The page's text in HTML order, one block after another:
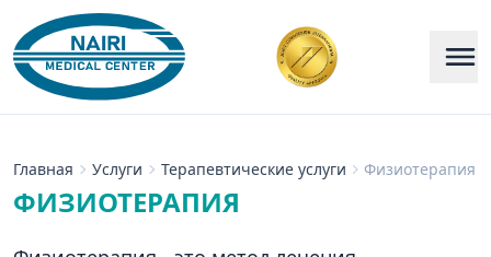
Главная Услуги Терапевтические услуги Физиотерапия
ФИЗИОТЕРАПИЯ